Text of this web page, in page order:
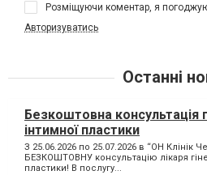
Розміщуючи коментар, я
Авторизуватись
Останні
Безкоштовна консультація
інтимної пластики
З 25.06.2026 по 25.07.2026 в “ОН Клінік
БЕЗКОШТОВНУ консультацію лікаря
пластики! В послугу...